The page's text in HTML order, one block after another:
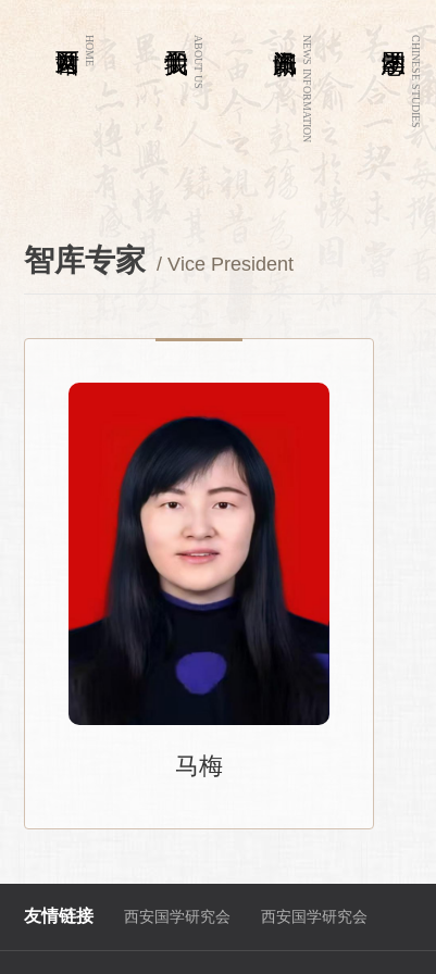
HOME ABOUT US NEWS INFORMATION CHINESE STUDIES
智库专家 / Vice President
马梅
友情链接 西安国学研究会 西安国学研究会